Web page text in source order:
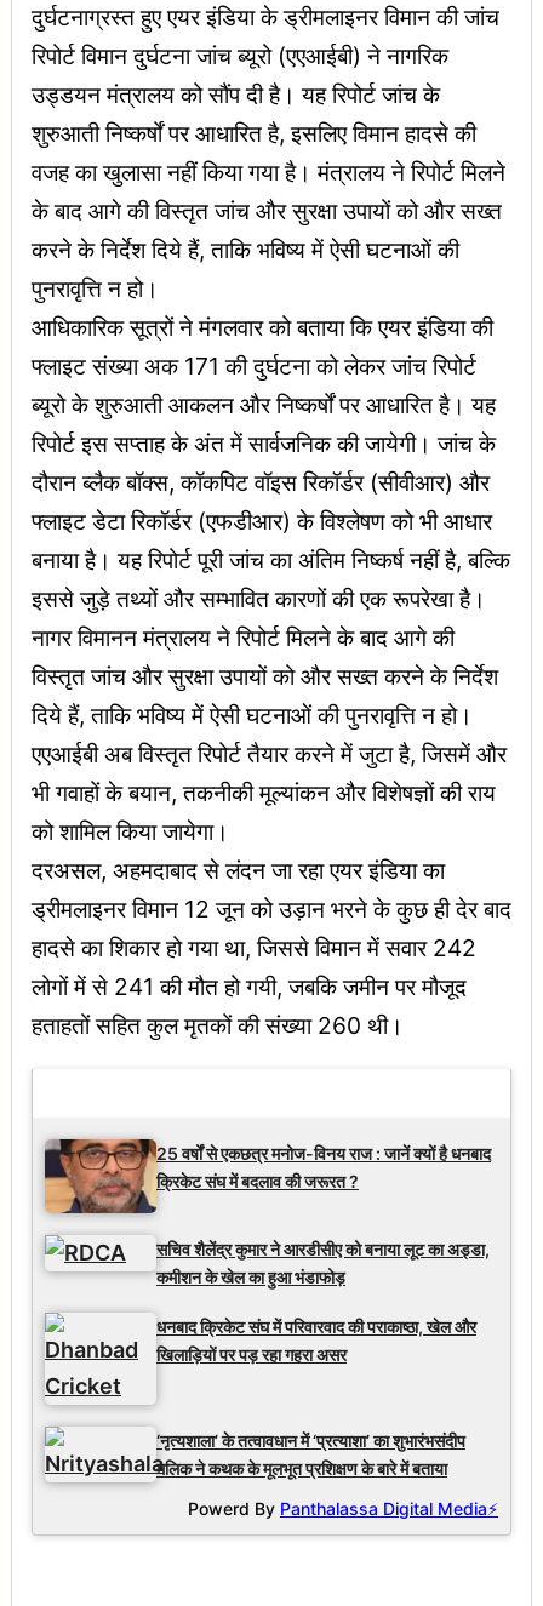
दुर्घटनाग्रस्त हुए एयर इंडिया के ड्रीमलाइनर विमान की जांच
रिपोर्ट विमान दुर्घटना जांच ब्यूरो (एएआईबी) ने नागरिक
उड्डयन मंत्रालय को सौंप दी है। यह रिपोर्ट जांच के
शुरुआती निष्कर्षों पर आधारित है, इसलिए विमान हादसे की
वजह का खुलासा नहीं किया गया है। मंत्रालय ने रिपोर्ट मिलने
के बाद आगे की विस्तृत जांच और सुरक्षा उपायों को और सख्त
करने के निर्देश दिये हैं, ताकि भविष्य में ऐसी घटनाओं की
पुनरावृत्ति न हो।
आधिकारिक सूत्रों ने मंगलवार को बताया कि एयर इंडिया की
फ्लाइट संख्या अक 171 की दुर्घटना को लेकर जांच रिपोर्ट
ब्यूरो के शुरुआती आकलन और निष्कर्षों पर आधारित है। यह
रिपोर्ट इस सप्ताह के अंत में सार्वजनिक की जायेगी। जांच के
दौरान ब्लैक बॉक्स, कॉकपिट वॉइस रिकॉर्डर (सीवीआर) और
फ्लाइट डेटा रिकॉर्डर (एफडीआर) के विश्लेषण को भी आधार
बनाया है। यह रिपोर्ट पूरी जांच का अंतिम निष्कर्ष नहीं है, बल्कि
इससे जुड़े तथ्यों और सम्भावित कारणों की एक रूपरेखा है।
नागर विमानन मंत्रालय ने रिपोर्ट मिलने के बाद आगे की
विस्तृत जांच और सुरक्षा उपायों को और सख्त करने के निर्देश
दिये हैं, ताकि भविष्य में ऐसी घटनाओं की पुनरावृत्ति न हो।
एएआईबी अब विस्तृत रिपोर्ट तैयार करने में जुटा है, जिसमें और
भी गवाहों के बयान, तकनीकी मूल्यांकन और विशेषज्ञों की राय
को शामिल किया जायेगा।
दरअसल, अहमदाबाद से लंदन जा रहा एयर इंडिया का
ड्रीमलाइनर विमान 12 जून को उड़ान भरने के कुछ ही देर बाद
हादसे का शिकार हो गया था, जिससे विमान में सवार 242
लोगों में से 241 की मौत हो गयी, जबकि जमीन पर मौजूद
हताहतों सहित कुल मृतकों की संख्या 260 थी।
25 वर्षों से एकछत्र मनोज-विनय राज : जानें क्यों है धनबाद
क्रिकेट संघ में बदलाव की जरूरत ?
सचिव शैलेंद्र कुमार ने आरडीसीए को बनाया लूट का अड्डा,
कमीशन के खेल का हुआ भंडाफोड़
धनबाद क्रिकेट संघ में परिवारवाद की पराकाष्ठा, खेल और
खिलाड़ियों पर पड़ रहा गहरा असर
‘नृत्यशाला’ के तत्वावधान में ‘प्रत्याशा’ का शुभारंभसंदीप
मलिक ने कथक के मूलभूत प्रशिक्षण के बारे में बताया
Powerd By Panthalassa Digital Media⚡